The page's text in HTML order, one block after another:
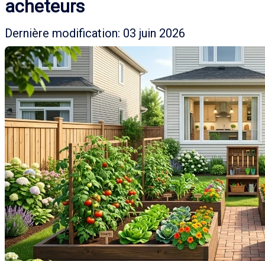
acheteurs
Dernière modification: 03 juin 2026